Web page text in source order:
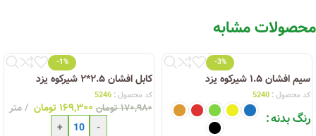
محصولات مشابه
-3%
سیم افشان ۱.۵ شیرکوه یزد
کد محصول : 5240
رنگ بدنه
-1%
کابل افشان ۲.۵*۲ شیرکوه یزد
کد محصول : 5246
۱۷۰,۹۸۰ تومان ۱۶۹,۳۰۰ تومان
متر
-
+